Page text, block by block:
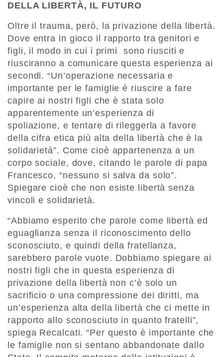
DELLA LIBERTÀ, IL FUTURO
Oltre il trauma, però, la privazione della libertà.
Dove entra in gioco il rapporto tra genitori e
figli, il modo in cui i primi sono riusciti e
riusciranno a comunicare questa esperienza ai
secondi. “Un’operazione necessaria e
importante per le famiglie è riuscire a fare
capire ai nostri figli che è stata solo
apparentemente un’esperienza di
spoliazione, e tentare di rileggerla a favore
della cifra etica più alta della libertà che è la
solidarietà”. Come cioè appartenenza a un
corpo sociale, dove, citando le parole di papa
Francesco, “nessuno si salva da solo”.
Spiegare cioè che non esiste libertà senza
vincoli e solidarietà.
“Abbiamo esperito che parole come libertà ed
eguaglianza senza il riconoscimento dello
sconosciuto, e quindi della fratellanza,
sarebbero parole vuote. Dobbiamo spiegare ai
nostri figli che in questa esperienza di
privazione della libertà non c’è solo un
sacrificio o una compressione dei diritti, ma
un’esperienza alta della libertà che ci mette in
rapporto allo sconosciuto in quanto fratelli”,
spiega Recalcati. “Per questo è importante che
le famiglie non si sentano abbandonate dallo